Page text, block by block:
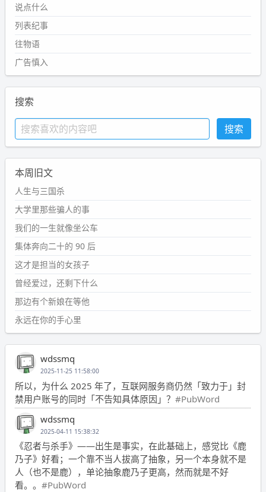
说点什么
列表纪事
往物语
广告慎入
搜索
本周旧文
人生与三国杀
大学里那些骗人的事
我们的一生就像坐公车
集体奔向二十的 90 后
这才是担当的女孩子
曾经爱过，还剩下什么
那边有个新娘在等他
永远在你的手心里
wdssmq
2025-11-25 11:58:00
所以，为什么 2025 年了，互联网服务商仍然「致力于」封
禁用户账号的同时「不告知具体原因」？ #PubWord
wdssmq
2025-04-11 15:38:32
《忍者与杀手》——出生是事实，在此基础上，感觉比《鹿
乃子》好看；一个靠不当人拔高了抽象，另一个本身就不是
人（也不是鹿），单论抽象鹿乃子更高，然而就是不好
看。。 #PubWord